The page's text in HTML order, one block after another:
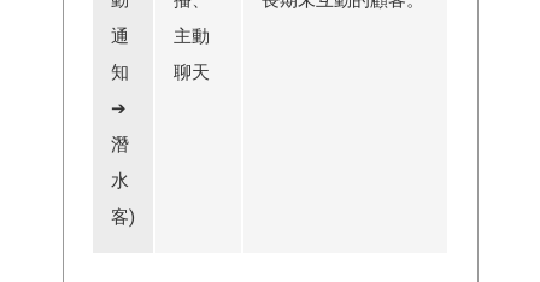
通
知
➔
潛
水
客)
主動
聊天